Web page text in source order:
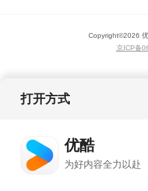
元素，并
亲情，不
Copyright©2026
京ICP备
打开方式
优酷
为好内容全力以赴